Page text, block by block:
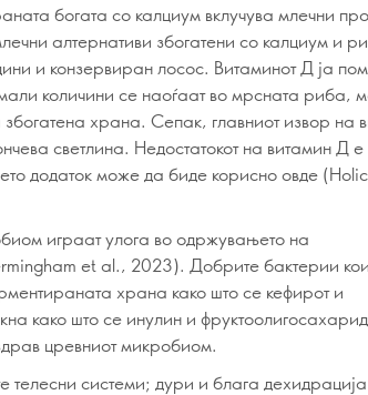
богата со калциум вклучува млечни
алтернативи збогатени со калциум и
и конзервиран лосос. Витаминот Д ја
количини се наоѓаат во мрсната риба,
храна. Сепак, главниот извор на
светлина. Недостатокот на витамин Д е
додаток може да биде корисно овде
играат улога во одржувањето на
et al., 2023). Добрите бактерии
храна како што се кефирот и
како што се инулин и
цревниот микробиом.
телесни системи; дури и блага